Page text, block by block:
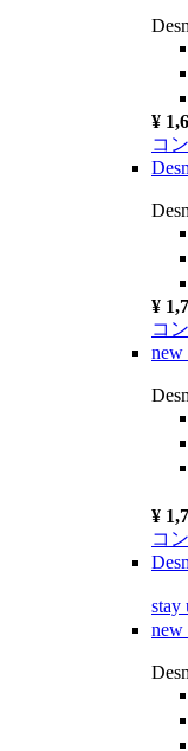
¥
コ
¥
コ
new
¥
コ
stay
new